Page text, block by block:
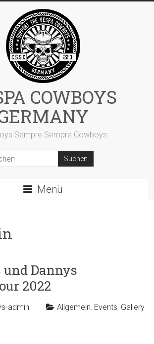
COWBOYS
Sempre Sempre Cowboys
Menü
und Dannys
2022
admin Allgemein, Events, Gallery